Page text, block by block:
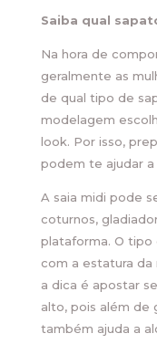
Saiba qual
Na hora de
geralmente as
de qual tipo de
modelagem
look. Por isso,
podem te ajudar a
A saia midi pode
coturnos,
plataforma. O tipo
com a estatura da
a dica é apostar
alto, pois além de
também ajuda a